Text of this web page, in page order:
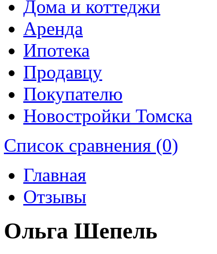
Дома и коттеджи
Аренда
Ипотека
Продавцу
Покупателю
Новостройки Томска
Список сравнения (0)
Главная
Отзывы
Ольга Шепель